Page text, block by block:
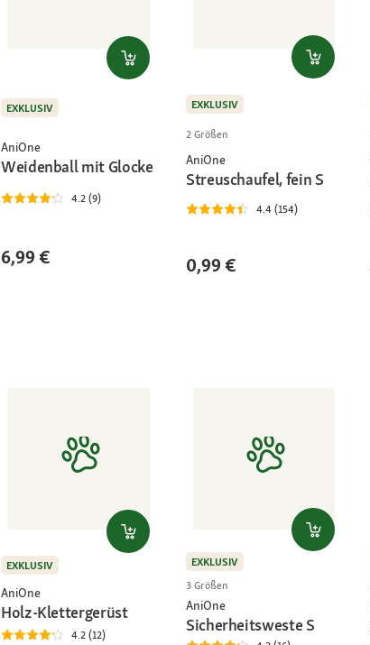
EXKLUSIV
AniOne
Weidenball mit Glocke
4.2 (9)
6,99 €
EXKLUSIV
2 Größen
AniOne
Streuschaufel, fein S
4.4 (154)
0,99 €
EXKLUSIV
AniOne
Holz-Klettergerüst
4.2 (12)
EXKLUSIV
3 Größen
AniOne
Sicherheitsweste S